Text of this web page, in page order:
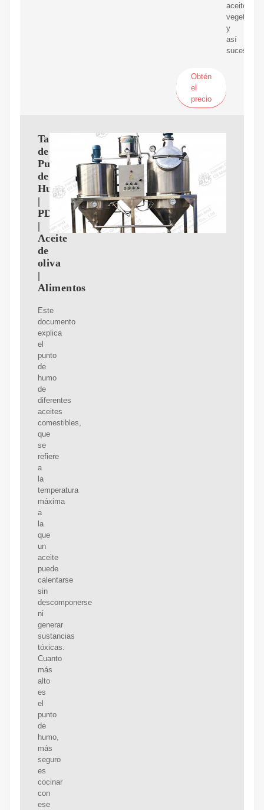
aceite
vegetal,
y
así
Obtén
el
precio
Tabla
de
Punto
de
Humeo
|
PDF
|
Aceite
de
oliva
|
Alimentos
Este
documento
explica
el
punto
de
humo
de
diferentes
aceites
comestibles,
que
se
refiere
a
la
temperatura
máxima
a
la
que
un
aceite
puede
calentarse
sin
descomponerse
ni
generar
sustancias
tóxicas.
Cuanto
más
alto
es
el
punto
de
humo,
más
seguro
es
cocinar
con
ese